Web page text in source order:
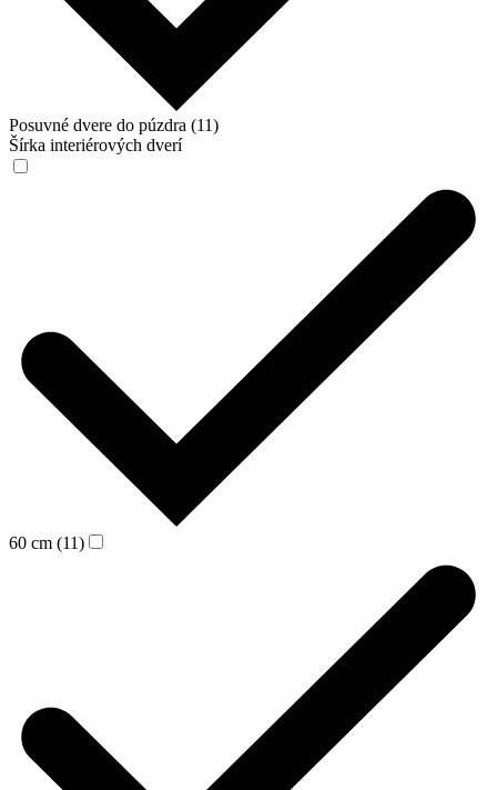
Posuvné dvere do púzdra (11)
Šírka interiérových dverí
60 cm (11)